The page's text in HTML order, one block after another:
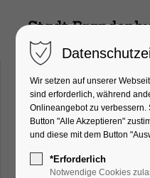
XXL-
im HdO
Ferienkalender,
Wir setzen auf unserer
sind erforderlich, während
Onlineangebot zu
Button "Alle Akzeptieren"
und diese mit dem Button
*Erforderlich
Notwendige Cookies